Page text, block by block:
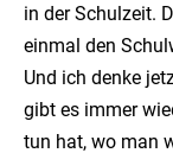
in der Schulzeit.
einmal den
Und ich denke
gibt es immer
tun hat, wo man